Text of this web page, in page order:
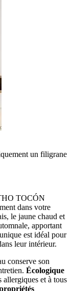
un filigrane
TOCÓN
dans votre
le jaune chaud et
apportant
est idéal pour
leur intérieur.
conserve son
Écologique
allergiques et à tous